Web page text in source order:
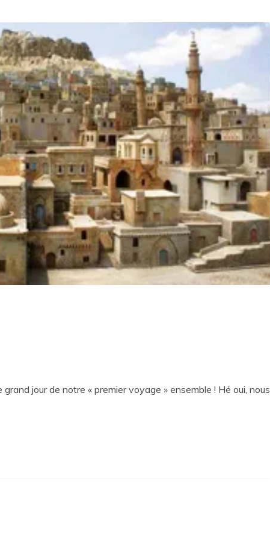
grand jour de notre « premier voyage » ensemble ! Hé oui, nous